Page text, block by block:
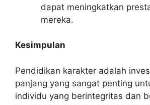
dapat meningkatkan
mereka.
Kesimpulan
Pendidikan karakter adalah
panjang yang sangat penting
individu yang berintegritas dan